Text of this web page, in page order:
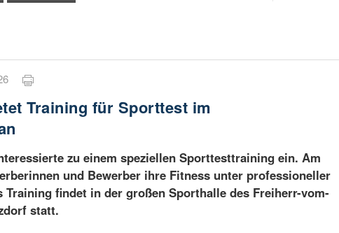
Training für Sporttest im
zu einem speziellen Sporttesttraining ein. Am
und Bewerber ihre Fitness unter professioneller
Training findet in der großen Sporthalle des Freiherr-vom-
statt.